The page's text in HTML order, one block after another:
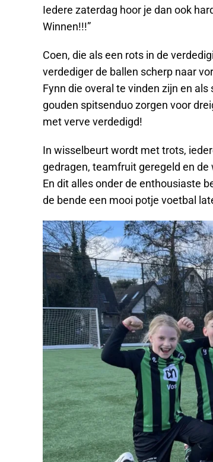
Iedere zaterdag hoor je dan ook
Winnen!!!”
Coen, die als een rots in de
verdediger de ballen scherp naar
Fynn die overal te vinden zijn en
gouden spitsenduo zorgen voor
met verve verdedigd!
In wisselbeurt wordt met trots,
gedragen, teamfruit geregeld en
En dit alles onder de enthousiaste
de bende een mooi potje voetbal